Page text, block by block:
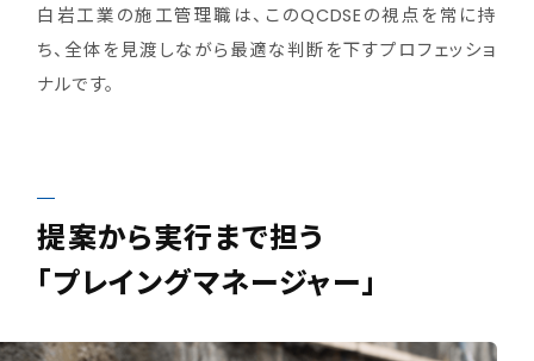
白岩工業の施工管理職は、このQCDSEの視点を常に持
ち、全体を見渡しながら最適な判断を下すプロフェッショ
ナルです。
提案から実行まで担う
「プレイングマネージャー」